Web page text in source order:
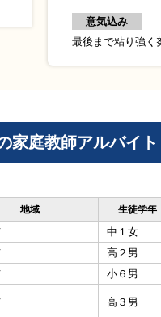
意気込み
最後まで粘り強く
家庭教師アルバイ
地域 生徒学年
中１女
高２男
小６男
高３男